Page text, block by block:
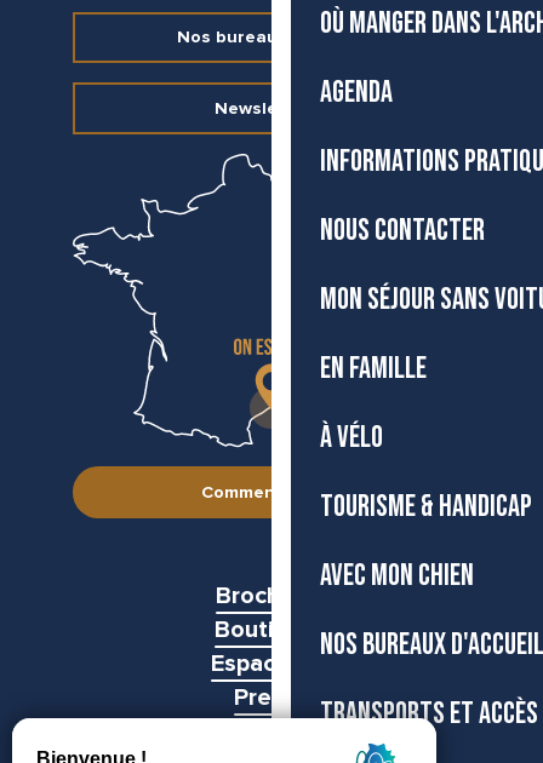
OÙ MANGER DANS
AGENDA
INFORMATIONS
NOUS CONTACTER
MON SÉJOUR SANS
EN FAMILLE
À VÉLO
TOURISME & HANDICAP
AVEC MON CHIEN
NOS BUREAUX D'ACCUEIL
TRANSPORTS ET ACCÈS
Nos bureaux d’accueil
Newsletter
Comment venir ?
Brochures
Boutiques
Espace pro
Presse